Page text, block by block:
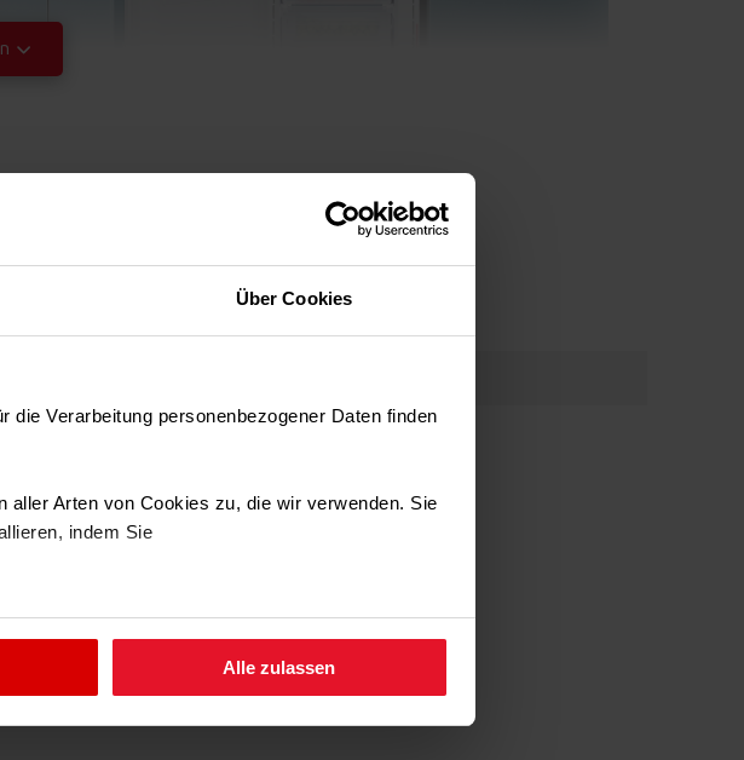
Über Cookies
die Verarbeitung personenbezogener Daten finden
Arten von Cookies zu, die wir verwenden. Sie
indem Sie
Richtlinie .aufrufen.
Alle zulassen
was